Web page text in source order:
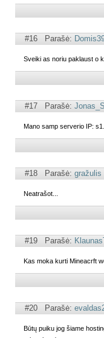
#16 Parašė:
Sveiki as noriu paklaust o
#17 Parašė:
Mano samp serverio IP:
#18 Parašė: gražulis
Neatrašot...
#19 Parašė:
Kas moka kurti Mineacrft
#20 Parašė:
Būtų puiku jog šiame